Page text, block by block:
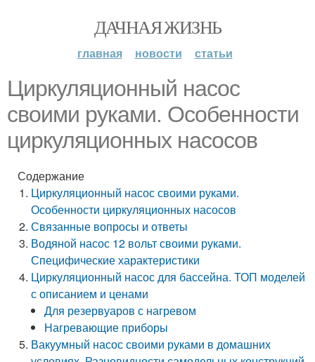
ДАЧНАЯ ЖИЗНЬ
главная новости статьи
Циркуляционный насос
своими руками. Особенности
циркуляционных насосов
Содержание
Циркуляционный насос своими руками.
Особенности циркуляционных насосов
Связанные вопросы и ответы
Водяной насос 12 вольт своими руками.
Специфические характеристики
Циркуляционный насос для бассейна. ТОП моделей
с описанием и ценами
Для резервуаров с нагревом
Нагревающие приборы
Вакуумный насос своими руками в домашних